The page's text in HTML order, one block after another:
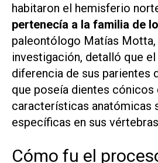
habitaron el hemisferio
pertenecía a la familia de
paleontólogo Matías Motta,
investigación, detalló que
diferencia de sus parientes
que poseía dientes cónicos
características anatómicas
específicas en sus
Cómo fu el